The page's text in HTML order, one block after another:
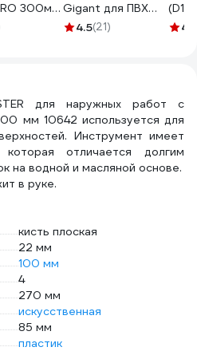
300мм, Gigant для ПВХ
1000 мл GPC-5
4.5(21)
4 4.9
для наружных работ с
мм 10642 используется для
Инструмент имеет
отличается долгим
на водной и масляной основе.
в руке.
кисть плоская
22 мм
100 мм
4
270 мм
искусственная
85 мм
пластик